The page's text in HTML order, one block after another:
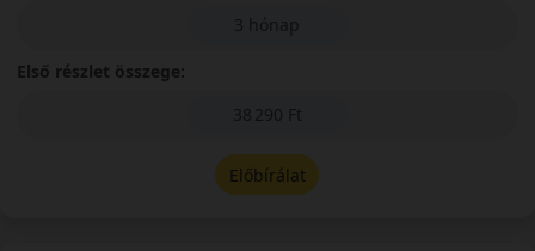
3 hónap
Első részlet összege:
38 290 Ft
Előbírálat